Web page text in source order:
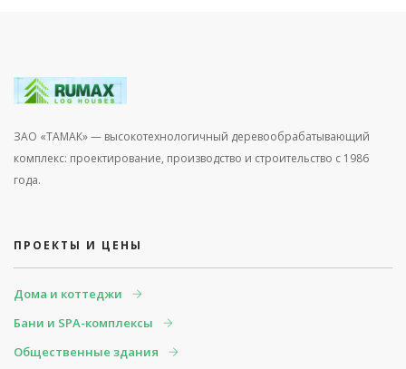
ЗАО «ТАМАК» — высокотехнологичный деревообрабатывающий
комплекс: проектирование, производство и строительство с 1986
года.
ПРОЕКТЫ И ЦЕНЫ
Дома и коттеджи
Бани и SPA-комплексы
Общественные здания